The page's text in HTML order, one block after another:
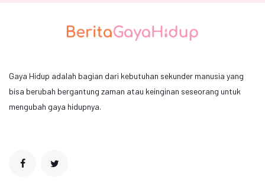
Gaya Hidup adalah bagian dari kebutuhan sekunder manusia yang
bisa berubah bergantung zaman atau keinginan seseorang untuk
mengubah gaya hidupnya.